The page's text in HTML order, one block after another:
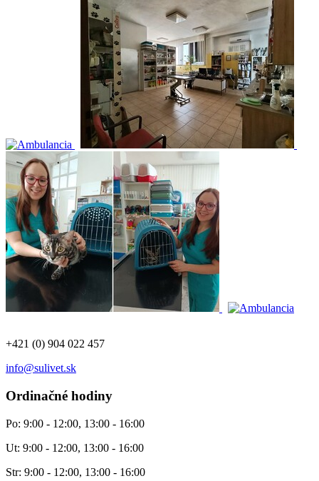
+421 (0) 904 022 457
info@sulivet.sk
Ordinačné hodiny
Po: 9:00 - 12:00, 13:00 - 16:00
Ut: 9:00 - 12:00, 13:00 - 16:00
Str: 9:00 - 12:00, 13:00 - 16:00